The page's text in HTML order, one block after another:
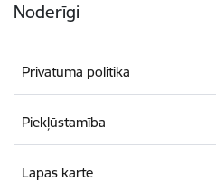
Noderīgi
Privātuma politika
Piekļūstamība
Lapas karte